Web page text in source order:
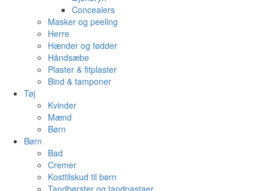
Concealers
Masker og peeling
Herre
Hænder og fødder
Håndsæbe
Plaster & fitplaster
Bind & tamponer
Tøj
Kvinder
Mænd
Børn
Børn
Bad
Cremer
Kosttilskud til børn
Tandbørster og tandpastaer